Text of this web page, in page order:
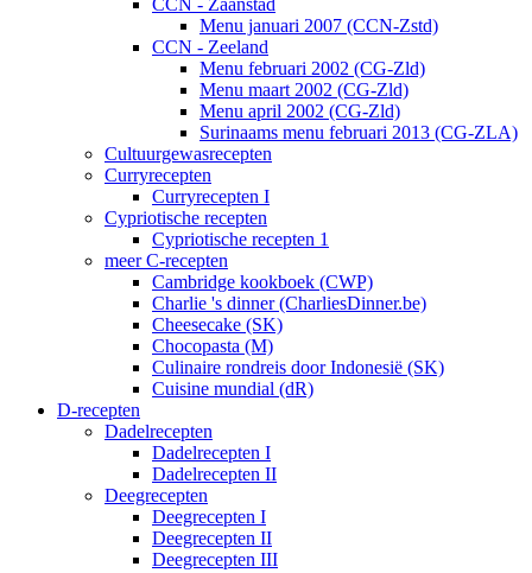
CCN - Zaanstad
Menu januari 2007 (CCN-Zstd)
CCN - Zeeland
Menu februari 2002 (CG-Zld)
Menu maart 2002 (CG-Zld)
Menu april 2002 (CG-Zld)
Surinaams menu februari 2013 (CG-ZLA)
Cultuurgewasrecepten
Curryrecepten
Curryrecepten I
Cypriotische recepten
Cypriotische recepten 1
meer C-recepten
Cambridge kookboek (CWP)
Charlie 's dinner (CharliesDinner.be)
Cheesecake (SK)
Chocopasta (M)
Culinaire rondreis door Indonesië (SK)
Cuisine mundial (dR)
D-recepten
Dadelrecepten
Dadelrecepten I
Dadelrecepten II
Deegrecepten
Deegrecepten I
Deegrecepten II
Deegrecepten III